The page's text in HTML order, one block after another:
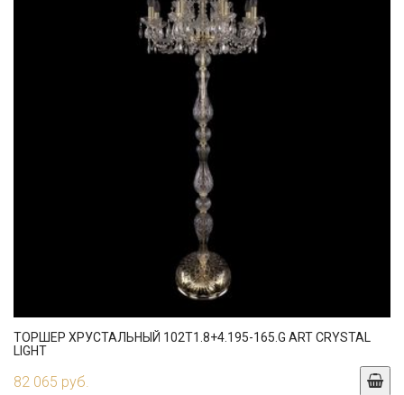
ТОРШЕР ХРУСТАЛЬНЫЙ 102T1.8+4.195-165.G ART CRYSTAL
LIGHT
82 065 руб.